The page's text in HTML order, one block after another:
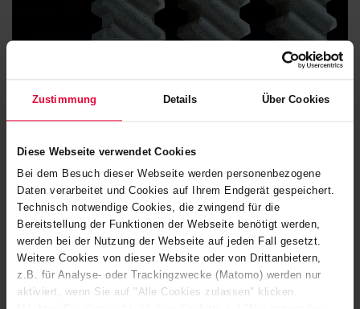
Zustimmung Details Über Cookies
Diese Webseite verwendet Cookies
Bei dem Besuch dieser Webseite werden personenbezogene
Daten verarbeitet und Cookies auf Ihrem Endgerät gespeichert.
Technisch notwendige Cookies, die zwingend für die
Bereitstellung der Funktionen der Webseite benötigt werden,
werden bei der Nutzung der Webseite auf jeden Fall gesetzt.
Weitere Cookies von dieser Website oder von Drittanbietern,
z.B. für Analyse- oder Trackingzwecke (Matomo) werden nur
aktiviert, wenn Sie auf "Alle Cookies zulassen" klicken.